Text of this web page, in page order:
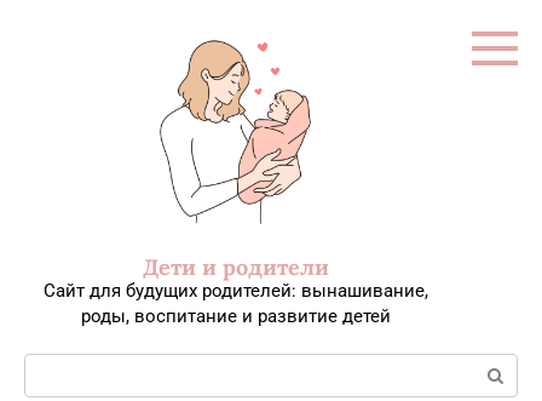
Дети и родители
Сайт для будущих родителей: вынашивание,
роды, воспитание и развитие детей
Поиск: